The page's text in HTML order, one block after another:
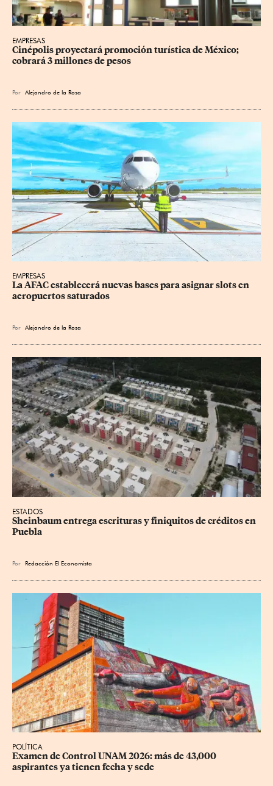
EMPRESAS
Cinépolis proyectará promoción turística de México;
cobrará 3 millones de pesos
Por Alejandro de la Rosa
EMPRESAS
La AFAC establecerá nuevas bases para asignar slots en
aeropuertos saturados
Por Alejandro de la Rosa
ESTADOS
Sheinbaum entrega escrituras y finiquitos de créditos en
Puebla
Por Redacción El Economista
POLÍTICA
Examen de Control UNAM 2026: más de 43,000
aspirantes ya tienen fecha y sede